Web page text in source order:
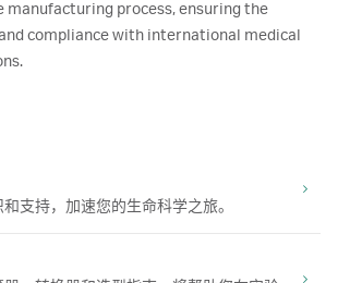
manufacturing process, ensuring the
compliance with international medical
支持，加速您的生命科学之旅。